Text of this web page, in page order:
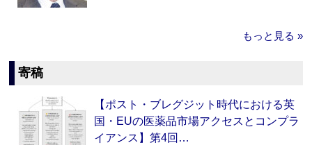
もっと見る »
寄稿
【ポスト・ブレグジット時代における英
国・EUの医薬品市場アクセスとコンプラ
イアンス】第4回…